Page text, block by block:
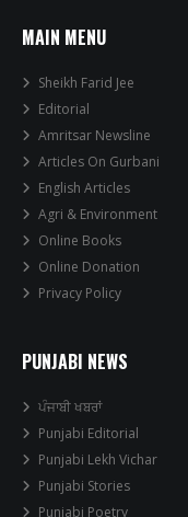
MAIN MENU
Sheikh Farid Jee
Editorial
Amritsar Newsline
Articles On Gurbani
English Articles
Agri & Environment
Online Books
Online Donation
Privacy Policy
PUNJABI NEWS
ਪੰਜਾਬੀ ਖਬਰਾਂ
Punjabi Editorial
Punjabi Lekh Vichar
Punjabi Stories
Punjabi Poetry